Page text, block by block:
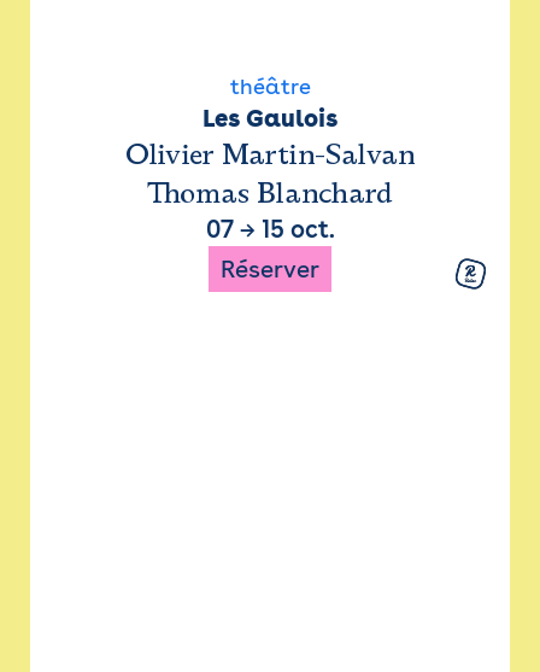
théâtre
Les Gaulois
Olivier Martin-Salvan
Thomas Blanchard
07→ 15 oct.
Réserver